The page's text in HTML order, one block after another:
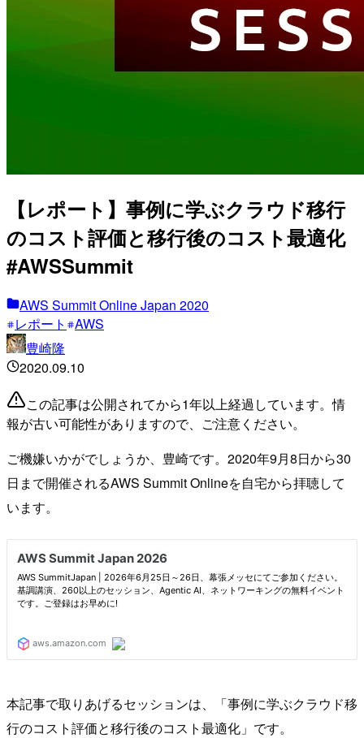
【レポート】事例に学ぶクラウド移行
のコスト評価と移行後のコスト最適化
#AWSSummit
AWS Summit Online Japan 2020
レポート
AWS
豊崎隆
2020.09.10
この記事は公開されてから1年以上経過しています。情
報が古い可能性がありますので、ご注意ください。
ご機嫌いかがでしょうか、豊崎です。2020年9月8日から30
日まで開催されるAWS Summit Onlineを自宅から拝聴して
います。
本記事で取りあげるセッションは、「事例に学ぶクラウド移
行のコスト評価と移行後のコスト最適化」です。